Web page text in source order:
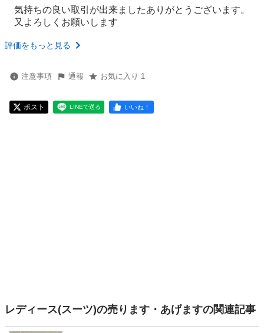
気持ちの良い取引が出来ましたありがとうございます。
又よろしくお願いします
評価をもっと見る
注意事項 通報 お気に入り 1
ポスト LINEで送る いいね！
レディース(スーツ)の売ります・あげますの関連記事